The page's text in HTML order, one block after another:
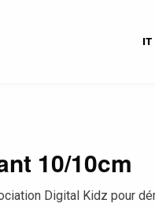
IT
10/10cm
Digital Kidz pour